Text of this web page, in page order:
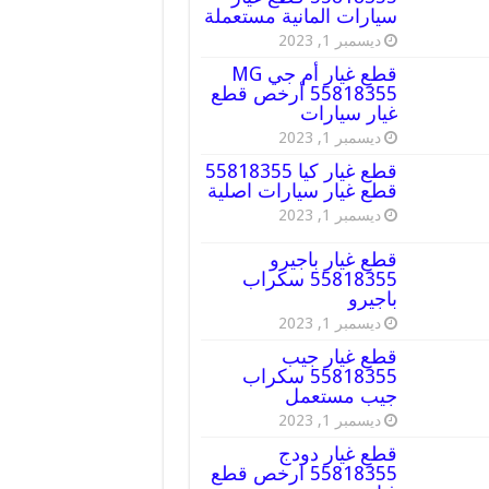
سيارات المانية مستعملة
ديسمبر 1, 2023
قطع غيار أم جي MG
55818355 أرخص قطع
غيار سيارات
ديسمبر 1, 2023
قطع غيار كيا 55818355
قطع غيار سيارات اصلية
ديسمبر 1, 2023
قطع غيار باجيرو
55818355 سكراب
باجيرو
ديسمبر 1, 2023
قطع غيار جيب
55818355 سكراب
جيب مستعمل
ديسمبر 1, 2023
قطع غيار دودج
55818355 ارخص قطع